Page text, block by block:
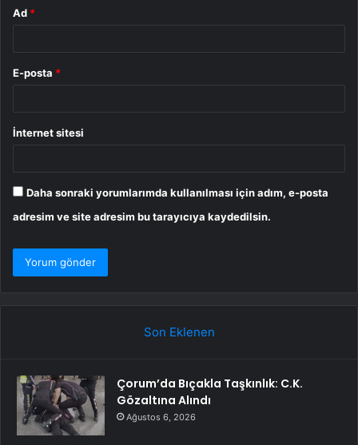
Ad *
E-posta *
İnternet sitesi
Daha sonraki yorumlarımda kullanılması için adım, e-posta
adresim ve site adresim bu tarayıcıya kaydedilsin.
Son Eklenen
Çorum’da Bıçakla Taşkınlık: C.K.
Gözaltına Alındı
Ağustos 6, 2026